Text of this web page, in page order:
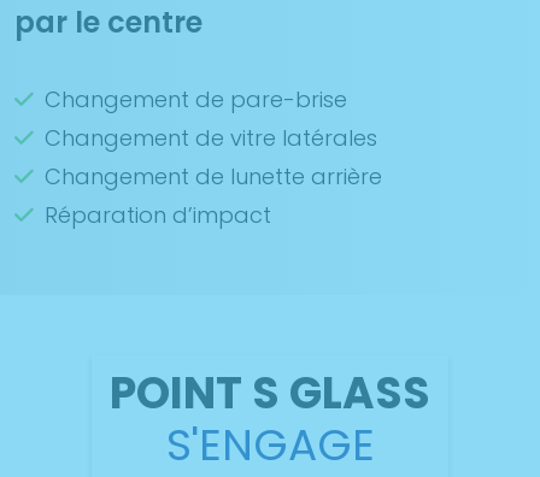
par le centre
Changement de pare-brise
Changement de vitre latérales
Changement de lunette arrière
Réparation d’impact
POINT S GLASS
S'ENGAGE